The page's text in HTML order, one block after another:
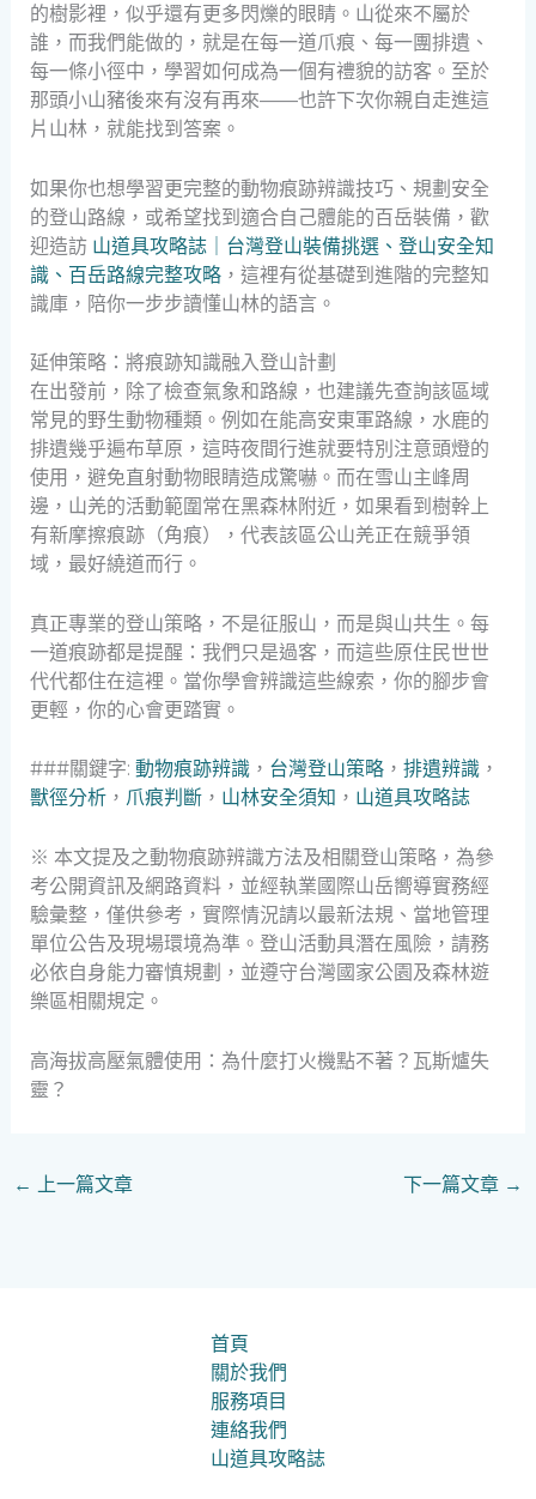
的樹影裡，似乎還有更多閃爍的眼睛。山從來不屬於
誰，而我們能做的，就是在每一道爪痕、每一團排遺、
每一條小徑中，學習如何成為一個有禮貌的訪客。至於
那頭小山豬後來有沒有再來——也許下次你親自走進這
片山林，就能找到答案。
如果你也想學習更完整的動物痕跡辨識技巧、規劃安全
的登山路線，或希望找到適合自己體能的百岳裝備，歡
迎造訪 山道具攻略誌｜台灣登山裝備挑選、登山安全知
識、百岳路線完整攻略，這裡有從基礎到進階的完整知
識庫，陪你一步步讀懂山林的語言。
延伸策略：將痕跡知識融入登山計劃
在出發前，除了檢查氣象和路線，也建議先查詢該區域
常見的野生動物種類。例如在能高安東軍路線，水鹿的
排遺幾乎遍布草原，這時夜間行進就要特別注意頭燈的
使用，避免直射動物眼睛造成驚嚇。而在雪山主峰周
邊，山羌的活動範圍常在黑森林附近，如果看到樹幹上
有新摩擦痕跡（角痕），代表該區公山羌正在競爭領
域，最好繞道而行。
真正專業的登山策略，不是征服山，而是與山共生。每
一道痕跡都是提醒：我們只是過客，而這些原住民世世
代代都住在這裡。當你學會辨識這些線索，你的腳步會
更輕，你的心會更踏實。
###關鍵字: 動物痕跡辨識， 台灣登山策略， 排遺辨識，
獸徑分析， 爪痕判斷， 山林安全須知 ， 山道具攻略誌
※ 本文提及之動物痕跡辨識方法及相關登山策略，為參
考公開資訊及網路資料，並經執業國際山岳嚮導實務經
驗彙整，僅供參考，實際情況請以最新法規、當地管理
單位公告及現場環境為準。登山活動具潛在風險，請務
必依自身能力審慎規劃，並遵守台灣國家公園及森林遊
樂區相關規定。
高海拔高壓氣體使用：為什麼打火機點不著？瓦斯爐失
靈？
← 上一篇文章 下一篇文章 →
首頁
關於我們
服務項目
連絡我們
山道具攻略誌